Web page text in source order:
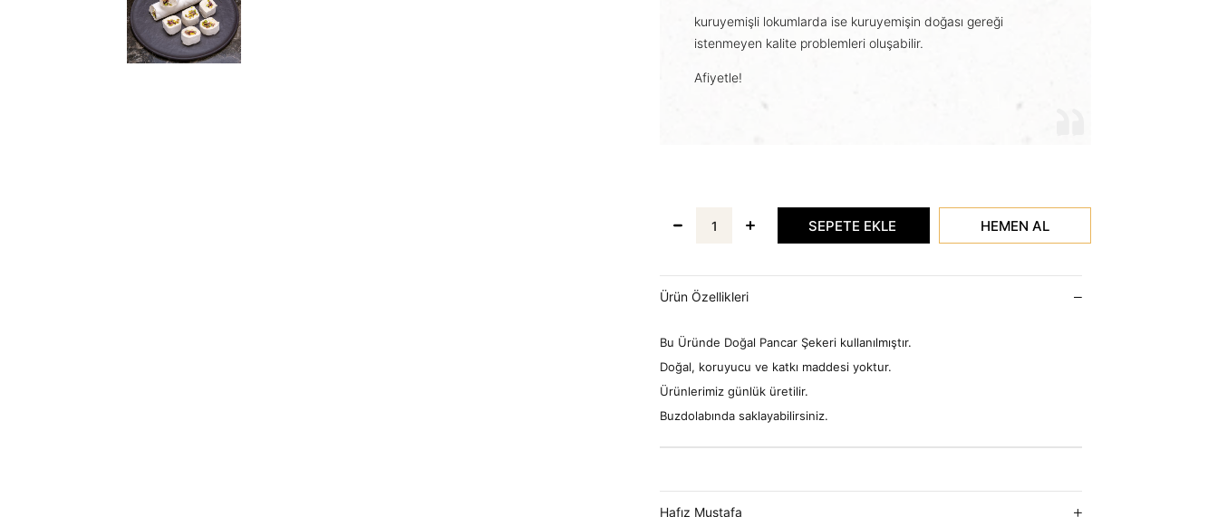
kuruyemişli lokumlarda ise kuruyemişin doğası gereği
istenmeyen kalite problemleri oluşabilir.
Afiyetle!
Ürün Özellikleri
Bu Üründe Doğal Pancar Şekeri kullanılmıştır.
Doğal, koruyucu ve katkı maddesi yoktur.
Ürünlerimiz günlük üretilir.
Buzdolabında saklayabilirsiniz.
Hafız Mustafa